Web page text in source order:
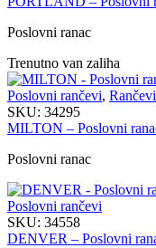
Poslovni ranac
Trenutno van zaliha
Poslovni rančevi, Rančevi
SKU: 34295
MILTON – Poslovni
Poslovni ranac
Poslovni rančevi
SKU: 34558
DENVER – Poslovni